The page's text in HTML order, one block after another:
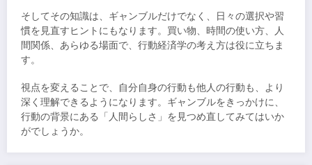
そしてその知識は、ギャンブルだけでなく、日々の選択や習
慣を見直すヒントにもなります。買い物、時間の使い方、人
間関係、あらゆる場面で、行動経済学の考え方は役に立ちま
す。
視点を変えることで、自分自身の行動も他人の行動も、より
深く理解できるようになります。ギャンブルをきっかけに、
行動の背景にある「人間らしさ」を見つめ直してみてはいか
がでしょうか。